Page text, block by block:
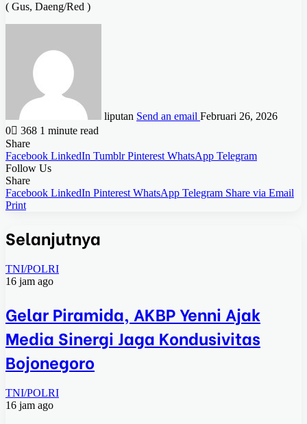
( Gus, Daeng/Red )
liputan Send an email Februari 26, 2026
0
368 1 minute read
Share
Facebook LinkedIn Tumblr Pinterest WhatsApp Telegram
Follow Us
Share
Facebook LinkedIn Pinterest WhatsApp Telegram Share via Email
Print
Selanjutnya
TNI/POLRI
16 jam ago
Gelar Piramida, AKBP Yenni Ajak
Media Sinergi Jaga Kondusivitas
Bojonegoro
TNI/POLRI
16 jam ago